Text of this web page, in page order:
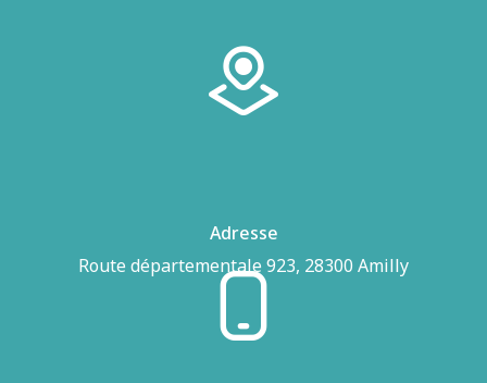
Adresse
Route départementale 923, 28300 Amilly